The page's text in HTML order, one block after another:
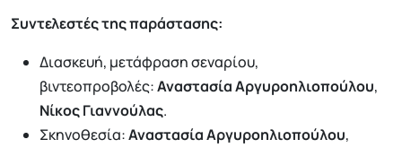
Συντελεστές της παράστασης:
Διασκευή, μετάφραση σεναρίου,
βιντεοπροβολές:Αναστασία Αργυροηλιοπούλου,
Νίκος Γιαννούλας.
Σκηνοθεσία:Αναστασία Αργυροηλιοπούλου,